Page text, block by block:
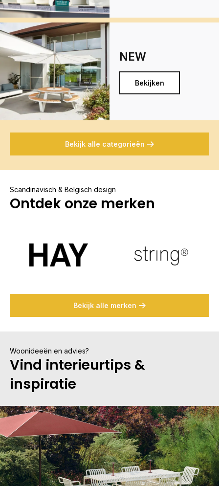
NEW
Bekijken
Bekijk alle categorieën
Scandinavisch & Belgisch design
Ontdek onze merken
Bekijk alle merken
Woonideeën en advies?
Vind interieurtips &
inspiratie